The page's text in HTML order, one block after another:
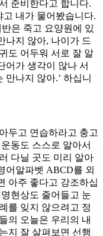
준비한다고 합니다.
내가 물어봤습니다.
은 죽고 요양원에 있
나지 않아, 나이가 드
도 어두워 서로 잘 알
어가 생각이 않나 서
나지 않아.’ 하십니
두고 연습하라고 충고
동도 스스로 알아서
다닐 곳도 미리 알아
어알파벳 ABCD를 외
아주 좋다고 강조하십
현상도 줄어들고 눈
를 잊지 않으려고 정
의 오늘은 우리의 내
지 잘 살펴보면 선행